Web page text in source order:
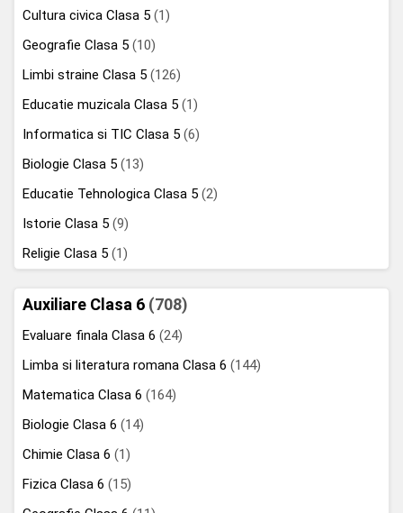
Cultura civica Clasa 5 (1)
Geografie Clasa 5 (10)
Limbi straine Clasa 5 (126)
Educatie muzicala Clasa 5 (1)
Informatica si TIC Clasa 5 (6)
Biologie Clasa 5 (13)
Educatie Tehnologica Clasa 5 (2)
Istorie Clasa 5 (9)
Religie Clasa 5 (1)
Auxiliare Clasa 6 (708)
Evaluare finala Clasa 6 (24)
Limba si literatura romana Clasa 6 (144)
Matematica Clasa 6 (164)
Biologie Clasa 6 (14)
Chimie Clasa 6 (1)
Fizica Clasa 6 (15)